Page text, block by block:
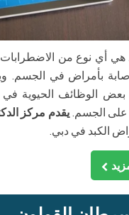
هي أي نوع من
بأمراض في الجسم.
الوظائف الحيوية في
على الجسم.يقدم مركز
الكبد في دبي.